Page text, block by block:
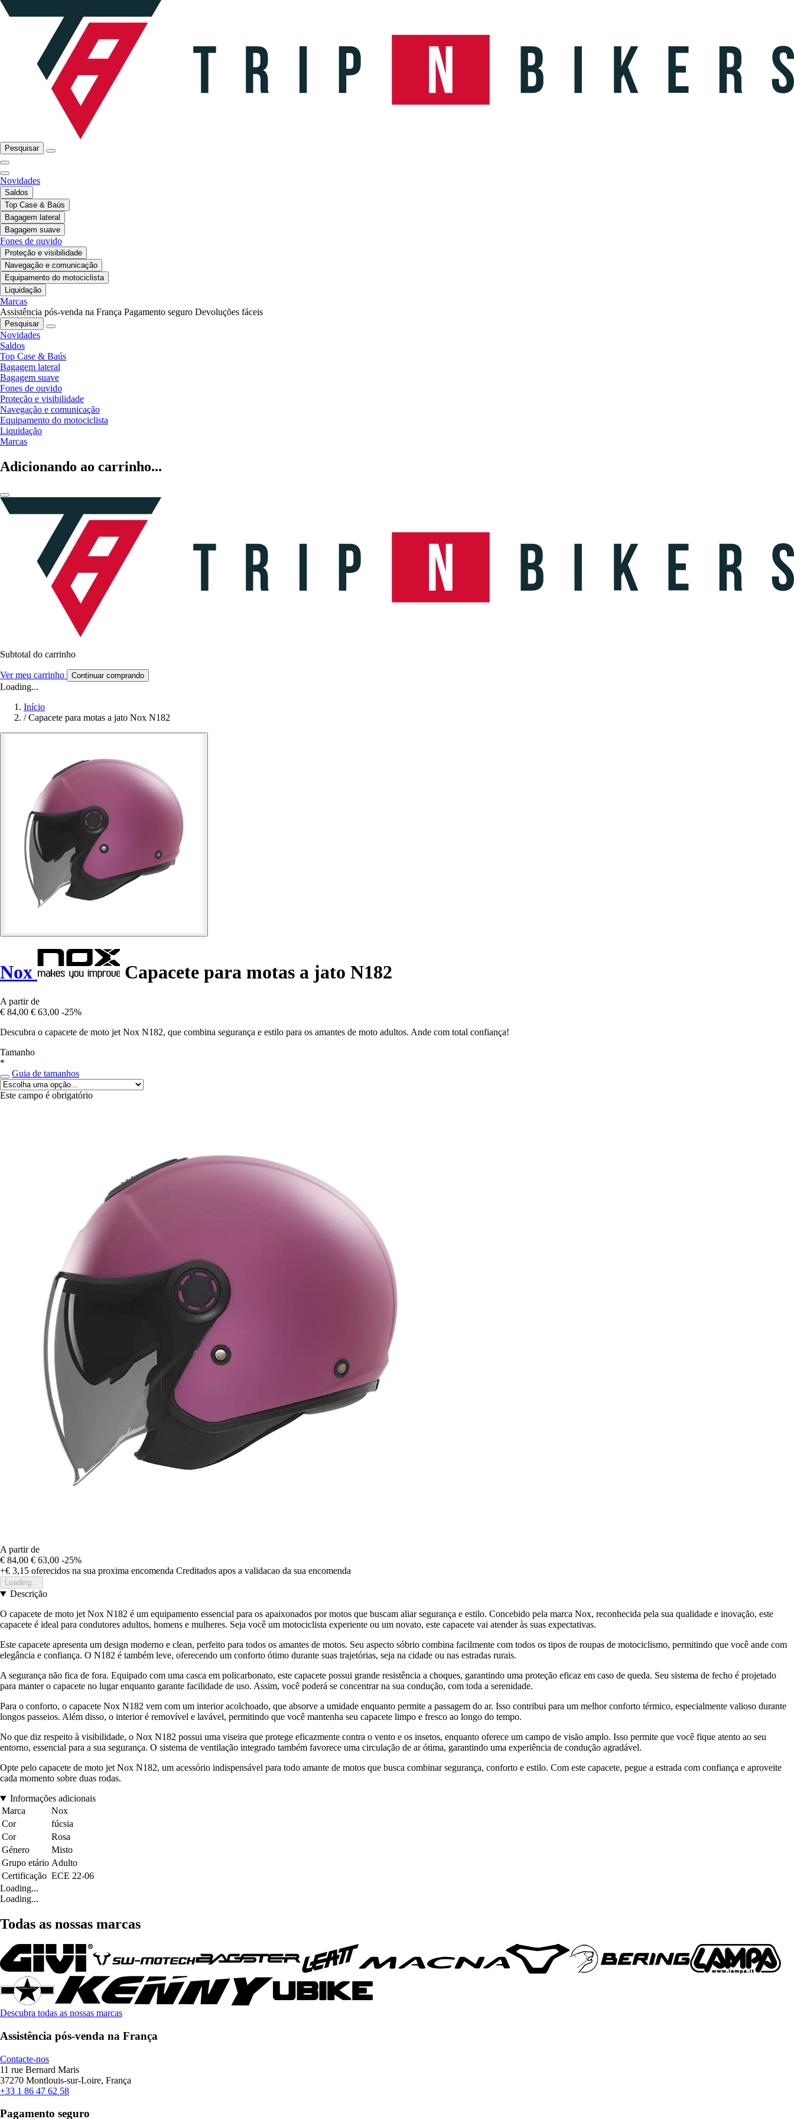
Pesquisar
Novidades
Saldos
Top Case & Baús
Bagagem lateral
Bagagem suave
Fones de ouvido
Proteção e visibilidade
Navegação e comunicação
Equipamento do motociclista
Liquidação
Marcas
Assistência pós-venda na França Pagamento seguro Devoluções fáceis
Pesquisar
Novidades
Saldos
Top Case & Baús
Bagagem lateral
Bagagem suave
Fones de ouvido
Proteção e visibilidade
Navegação e comunicação
Equipamento do motociclista
Liquidação
Marcas
Adicionando ao carrinho...
Subtotal do carrinho
Ver meu carrinho Continuar comprando
Loading...
Início
/ Capacete para motas a jato Nox N182
Nox Capacete para motas a jato N182
A partir de
€ 84,00 € 63,00 -25%
Descubra o capacete de moto jet Nox N182, que combina segurança e estilo para os amantes de moto adultos. Ande com total confiança!
Tamanho
*
Guia de tamanhos
Este campo é obrigatório
A partir de
€ 84,00 € 63,00 -25%
+€ 3,15 oferecidos na sua proxima encomenda Creditados apos a validacao da sua encomenda
Loading...
Descrição
O capacete de moto jet Nox N182 é um equipamento essencial para os apaixonados por motos que buscam aliar segurança e estilo. Concebido pela marca Nox, reconhecida pela sua qualidade e inovação, este
capacete é ideal para condutores adultos, homens e mulheres. Seja você um motociclista experiente ou um novato, este capacete vai atender às suas expectativas.
Este capacete apresenta um design moderno e clean, perfeito para todos os amantes de motos. Seu aspecto sóbrio combina facilmente com todos os tipos de roupas de motociclismo, permitindo que você ande com
elegância e confiança. O N182 é também leve, oferecendo um conforto ótimo durante suas trajetórias, seja na cidade ou nas estradas rurais.
A segurança não fica de fora. Equipado com uma casca em policarbonato, este capacete possui grande resistência a choques, garantindo uma proteção eficaz em caso de queda. Seu sistema de fecho é projetado
para manter o capacete no lugar enquanto garante facilidade de uso. Assim, você poderá se concentrar na sua condução, com toda a serenidade.
Para o conforto, o capacete Nox N182 vem com um interior acolchoado, que absorve a umidade enquanto permite a passagem do ar. Isso contribui para um melhor conforto térmico, especialmente valioso durante
longos passeios. Além disso, o interior é removível e lavável, permitindo que você mantenha seu capacete limpo e fresco ao longo do tempo.
No que diz respeito à visibilidade, o Nox N182 possui uma viseira que protege eficazmente contra o vento e os insetos, enquanto oferece um campo de visão amplo. Isso permite que você fique atento ao seu
entorno, essencial para a sua segurança. O sistema de ventilação integrado também favorece uma circulação de ar ótima, garantindo uma experiência de condução agradável.
Opte pelo capacete de moto jet Nox N182, um acessório indispensável para todo amante de motos que busca combinar segurança, conforto e estilo. Com este capacete, pegue a estrada com confiança e aproveite
cada momento sobre duas rodas.
Informações adicionais
Marca
Nox
Cor
fúcsia
Cor
Rosa
Género
Misto
Grupo etário Adulto
Certificação ECE 22-06
Loading...
Loading...
Todas as nossas marcas
Descubra todas as nossas marcas
Assistência pós-venda na França
Contacte-nos
11 rue Bernard Maris
37270 Montlouis-sur-Loire, França
+33 1 86 47 62 58
Pagamento seguro